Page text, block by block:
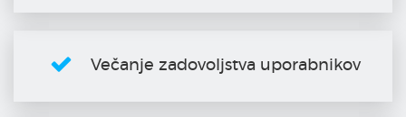
Večanje zadovoljstva uporabnikov